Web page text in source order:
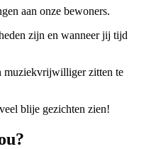
aan onze bewoners.
zijn en wanneer jij tijd
muziekvrijwilliger zitten te
blije gezichten zien!